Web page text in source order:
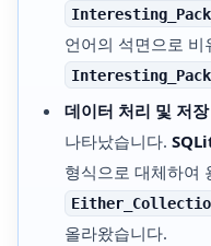
언어의 석면으로
데이터 처리 및 저
나타났습니다.
형식으로 대체하여
올라왔습니다.